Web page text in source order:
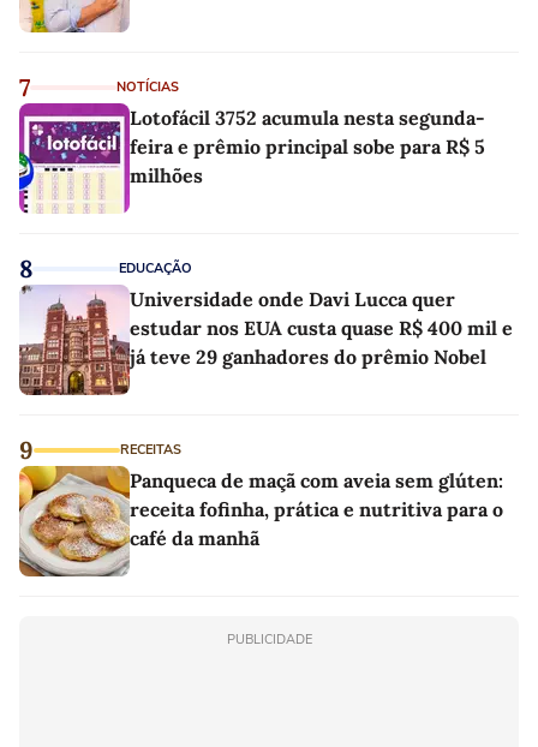
7 NOTÍCIAS
Lotofácil 3752 acumula nesta segunda-
feira e prêmio principal sobe para R$ 5
milhões
8 EDUCAÇÃO
Universidade onde Davi Lucca quer
estudar nos EUA custa quase R$ 400 mil e
já teve 29 ganhadores do prêmio Nobel
9 RECEITAS
Panqueca de maçã com aveia sem glúten:
receita fofinha, prática e nutritiva para o
café da manhã
PUBLICIDADE